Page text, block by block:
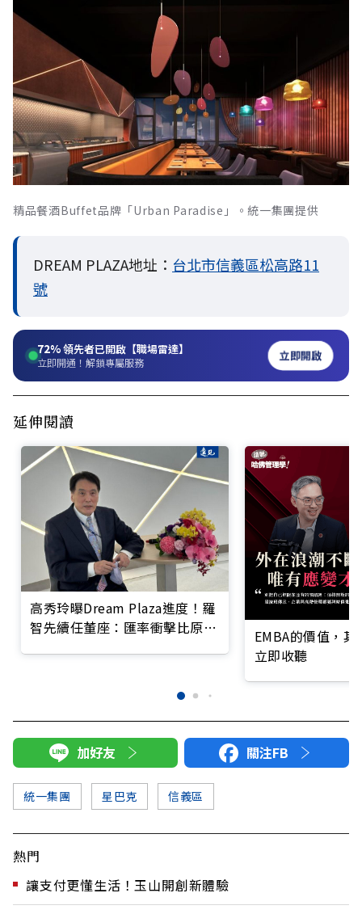
精品餐酒Buffet品牌「Urban Paradise」。統一集團提供
DREAM PLAZA地址： 台北市信義區松高路11
號
72%領先者已開啟【職場雷達】
立即開通！解鎖專屬服務 立即開啟
延伸閱讀
高秀玲曝Dream Plaza進度！羅
智先續任董座：匯率衝擊比原物
EMBA的價值，
立即收聽
加好友 關注FB
統一集團 星巴克 信義區
熱門
讓支付更懂生活！玉山開創新體驗